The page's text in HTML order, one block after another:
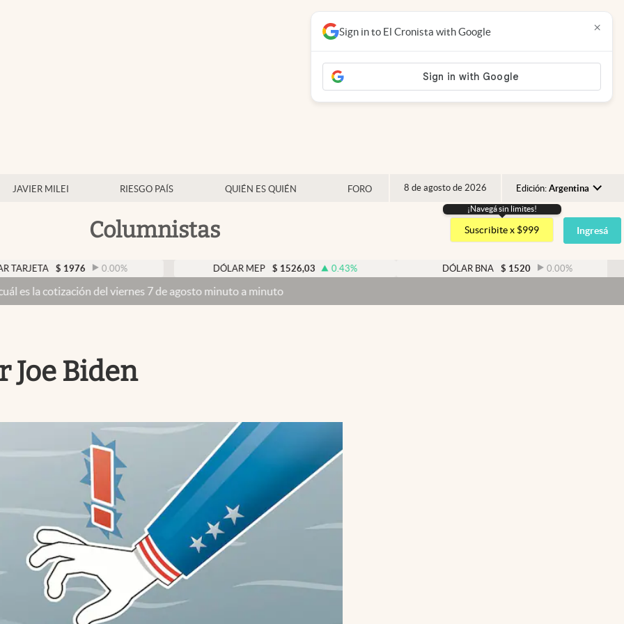
JAVIER MILEI RIESGO PAÍS QUIÉN ES QUIÉN FORO 8 de agosto de 2026 Edición: Argentina
Argentina
España
USA
Columnistas
¡Navegá sin limites!
Suscribite x $999 Ingresá
$ 1976 0.00% DÓLAR MEP $ 1526,03 0.43% DÓLAR BNA $ 1520 0.00%
del viernes 7 de agosto minuto a minuto
Sign in to El Cronista with Google ×
Joe Biden